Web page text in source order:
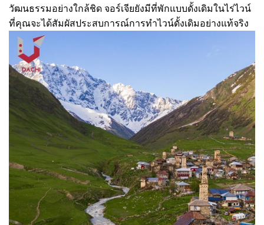
วัฒนธรรมอย่างใกล้ชิด จอร์เจียยังมีที่พักแบบดั้งเดิมในไร่ไวน์
ที่คุณจะได้สัมผัสประสบการณ์การทำไวน์ดั้งเดิมอย่างแท้จริง